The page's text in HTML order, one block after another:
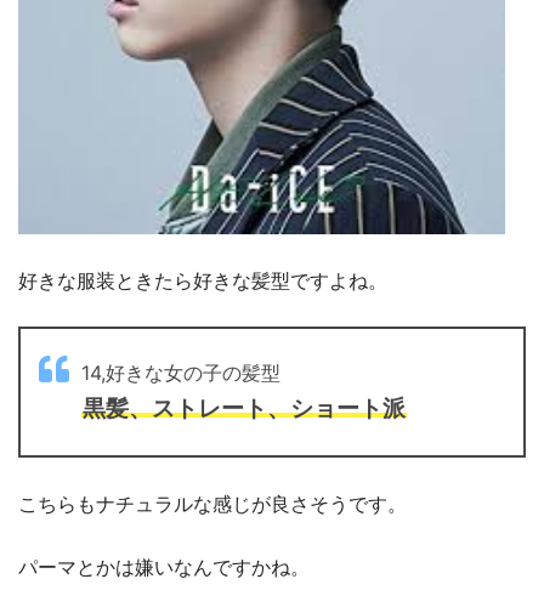
好きな服装ときたら好きな髪型ですよね。
14,好きな女の子の髪型
黒髪、ストレート、ショート派
こちらもナチュラルな感じが良さそうです。
パーマとかは嫌いなんですかね。